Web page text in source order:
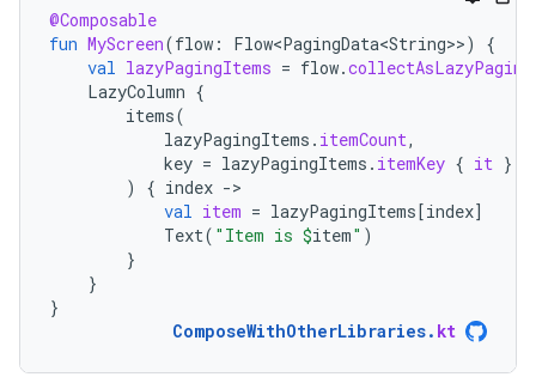
@Composable
fun MyScreen(flow : Flow<PagingData<String>>)
{
val lazyPagingItems = flow.
LazyColumn {
items(
lazyPagingItems . itemCount,
key = lazyPagingItems . itemKey { it }
)
{ index -
val item = lazyPagingItems[index]
Text( "Item is $item" )
}
}
}
ComposeWithOtherLibraries. kt